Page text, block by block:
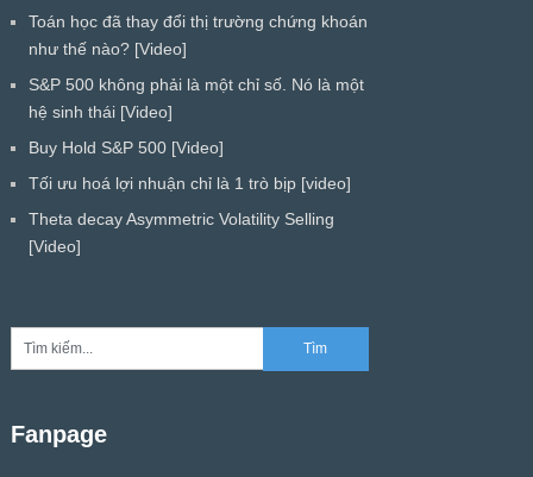
Toán học đã thay đổi thị trường chứng khoán
như thế nào? [Video]
S&P 500 không phải là một chỉ số. Nó là một
hệ sinh thái [Video]
Buy Hold S&P 500 [Video]
Tối ưu hoá lợi nhuận chỉ là 1 trò bịp [video]
Theta decay Asymmetric Volatility Selling
[Video]
Fanpage